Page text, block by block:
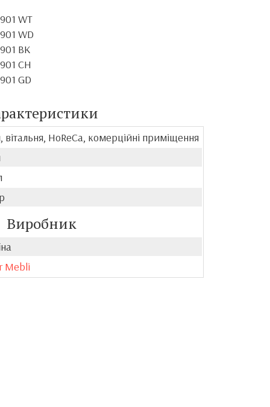
WT
WD
BK
CH
GD
вітальня, HoReCa, комерційні приміщення
Виробник
Mebli